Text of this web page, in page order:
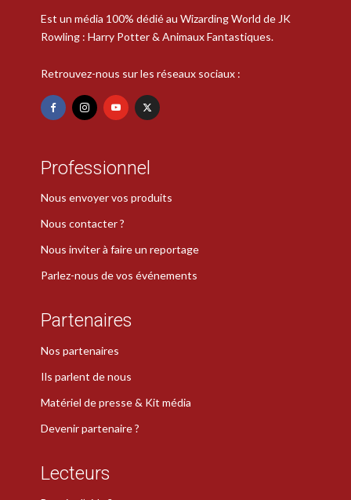
Est un média 100% dédié au Wizarding World de JK
Rowling : Harry Potter & Animaux Fantastiques.
Retrouvez-nous sur les réseaux sociaux :
Professionnel
Nous envoyer vos produits
Nous contacter ?
Nous inviter à faire un reportage
Parlez-nous de vos événements
Partenaires
Nos partenaires
Ils parlent de nous
Matériel de presse & Kit média
Devenir partenaire ?
Lecteurs